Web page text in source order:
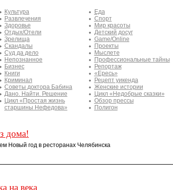
Культура
Еда
Развлечения
Спорт
Здоровье
Мир красоты
Отдых/Отели
Детский досуг
Зрелища
Game/Online
Скандалы
Проекты
Суд да дело
Мыслете
Непознанное
Профессиональные тайны
Бизнес
Репортаж
Книги
«Ересь»
Криминал
Рецепт уикенда
Советы доктора Бабина
Женские истории
Дано. Найти. Решение
Цикл «Недобрые сказки»
Цикл «Простая жизнь
старшины Нефедова»
Обзор прессы
Полигон
дома!
Новый год в ресторанах Челябинска
на века